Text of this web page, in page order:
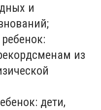
и
из
дети,